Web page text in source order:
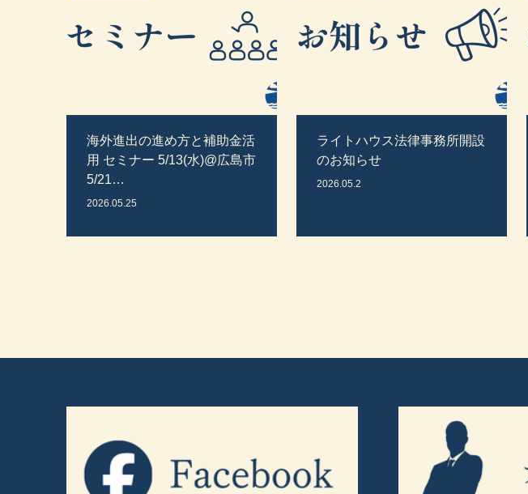
海外進出の進め方と補助金活
用 セミナー 5/13(水)@広島市
5/21…
2026.05.25
ライトハウス法律事務所開設
のお知らせ
2026.05.2